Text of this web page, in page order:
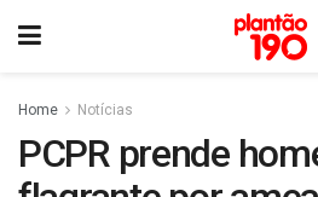
Home Notícias
PCPR prende